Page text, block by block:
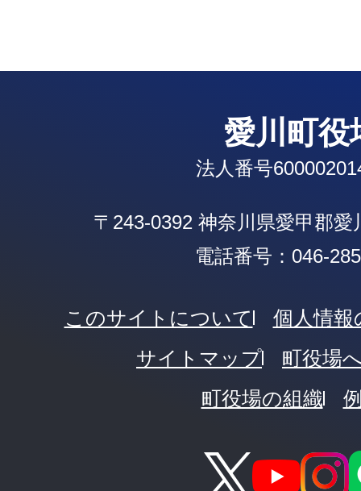
愛川町役
法人番号
〒243-0392 神奈川県愛甲郡愛
電話番号：046-
このサイトについて
個人情
サイトマップ
町役場
町役場の組織